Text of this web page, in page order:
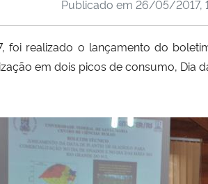
Publicado em 26/05/2017,
foi realizado o lançamento do
em dois picos de consumo, Dia